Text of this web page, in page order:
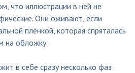
что иллюстрации в ней не
Они оживают, если
плёнкой, которая спряталась
на обложку.
в себе сразу несколько фаз